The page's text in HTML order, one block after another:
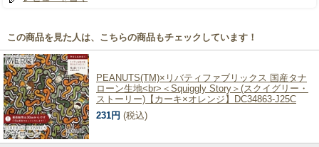
この商品を見た人は、こちらの商品もチェックしています！
PEANUTS(TM)×リバティファブリックス 国産タナ
ローン生地<br>＜Squiggly Story＞(スクイグリー・
ストーリー)【カーキ×オレンジ】DC34863-J25C
231円 (税込)